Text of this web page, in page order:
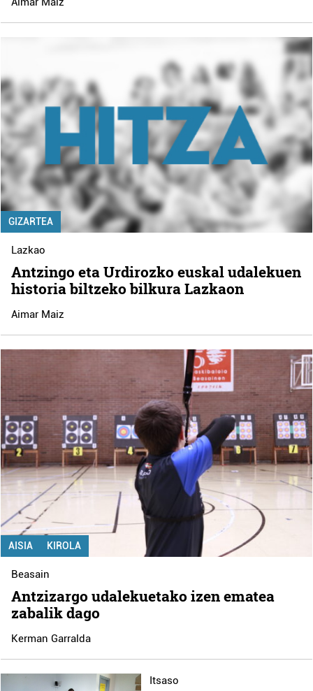
GIZARTEA
Lazkao
Antzingo eta Urdirozko euskal udalekuen
historia biltzeko bilkura Lazkaon
Aimar Maiz
AISIA KIROLA
Beasain
Antzizargo udalekuetako izen ematea
zabalik dago
Kerman Garralda
Itsaso